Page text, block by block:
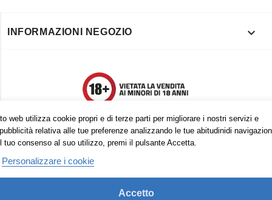
web utilizza cookie propri e di terze parti per migliorare i nostri servizi e
relativa alle tue preferenze analizzando le tue abitudinidi
tuo consenso al suo utilizzo, premi il pulsante Accetta.
Personalizzare i cookie
Accetto
INFORMAZIONI NEGOZIO 
Trovaci anche su: